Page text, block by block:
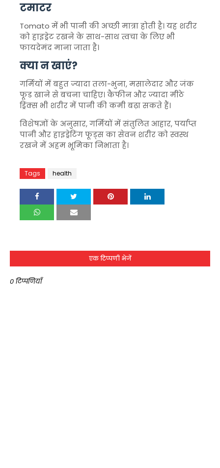
टमाटर
Tomato में भी पानी की अच्छी मात्रा होती है। यह शरीर
को हाइड्रेट रखने के साथ-साथ त्वचा के लिए भी
फायदेमंद माना जाता है।
क्या न खाएं?
गर्मियों में बहुत ज्यादा तला-भुना, मसालेदार और जंक
फूड खाने से बचना चाहिए। कैफीन और ज्यादा मीठे
ड्रिंक्स भी शरीर में पानी की कमी बढ़ा सकते हैं।
विशेषज्ञों के अनुसार, गर्मियों में संतुलित आहार, पर्याप्त
पानी और हाइड्रेटिंग फूड्स का सेवन शरीर को स्वस्थ
रखने में अहम भूमिका निभाता है।
Tags health
एक टिप्पणी भेजें
0 टिप्पणियाँ